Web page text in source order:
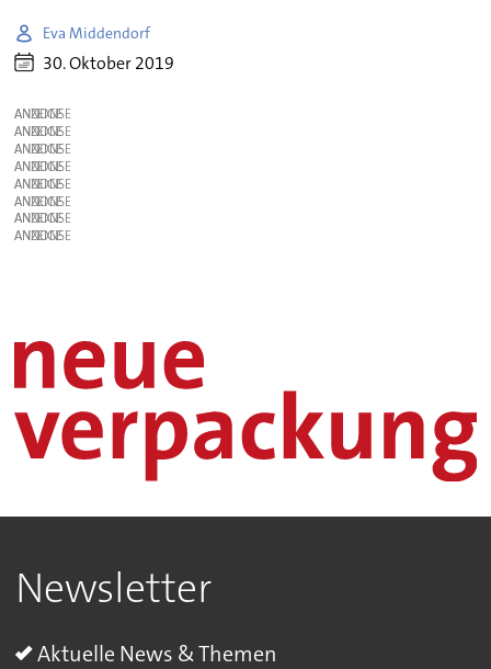
Eva Middendorf
30. Oktober 2019
ANZEIGE
ANZEIGE
ANZEIGE
ANZEIGE
ANZEIGE
ANZEIGE
ANZEIGE
ANZEIGE
Newsletter
Aktuelle News & Themen